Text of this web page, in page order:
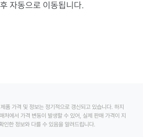
자동으로 이동됩니다.
품 가격 및 정보는 정기적으로 갱신되고 있습니다. 하지
처에서 가격 변동이 발생할 수 있어, 실제 판매 가격이 지
인한 정보와 다를 수 있음을 알려드립니다.